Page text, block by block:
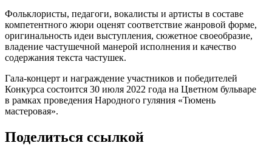
Фольклористы, педагоги, вокалисты и артисты в составе
компетентного жюри оценят соответствие жанровой форме,
оригинальность идеи выступления, сюжетное своеобразие,
владение частушечной манерой исполнения и качество
содержания текста частушек.
Гала-концерт и награждение участников и победителей
Конкурса состоится 30 июля 2022 года на Цветном бульваре
в рамках проведения Народного гуляния «Тюмень
мастеровая».
Поделиться ссылкой